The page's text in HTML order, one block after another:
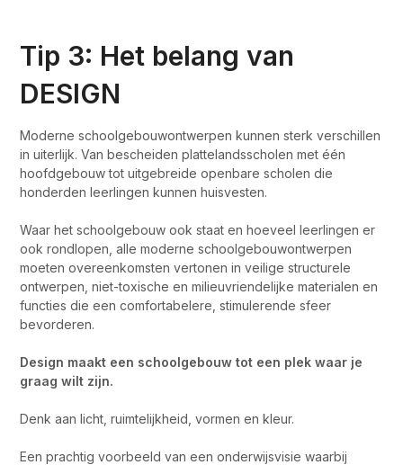
Tip 3: Het belang van
DESIGN
Moderne schoolgebouwontwerpen kunnen sterk verschillen
in uiterlijk. Van bescheiden plattelandsscholen met één
hoofdgebouw tot uitgebreide openbare scholen die
honderden leerlingen kunnen huisvesten.
Waar het schoolgebouw ook staat en hoeveel leerlingen er
ook rondlopen, alle moderne schoolgebouwontwerpen
moeten overeenkomsten vertonen in veilige structurele
ontwerpen, niet-toxische en milieuvriendelijke materialen en
functies die een comfortabelere, stimulerende sfeer
bevorderen.
Design maakt een schoolgebouw tot een plek waar je
graag wilt zijn.
Denk aan licht, ruimtelijkheid, vormen en kleur.
Een prachtig voorbeeld van een onderwijsvisie waarbij